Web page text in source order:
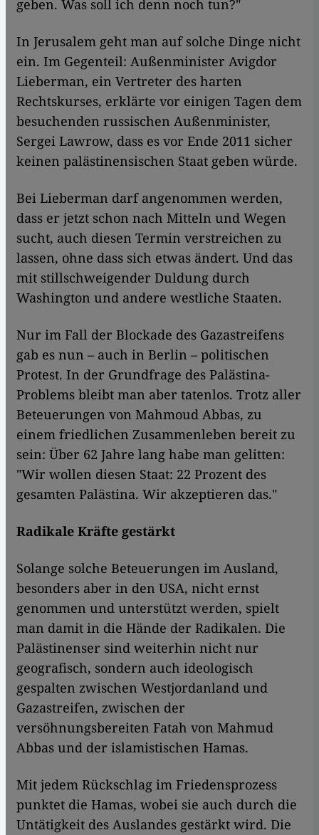
geben. Was soll ich denn noch tun?"
In Jerusalem geht man auf solche Dinge nicht
ein. Im Gegenteil: Außenminister Avigdor
Lieberman, ein Vertreter des harten
Rechtskurses, erklärte vor einigen Tagen dem
besuchenden russischen Außenminister,
Sergei Lawrow, dass es vor Ende 2011 sicher
keinen palästinensischen Staat geben würde.
Bei Lieberman darf angenommen werden,
dass er jetzt schon nach Mitteln und Wegen
sucht, auch diesen Termin verstreichen zu
lassen, ohne dass sich etwas ändert. Und das
mit stillschweigender Duldung durch
Washington und andere westliche Staaten.
Nur im Fall der Blockade des Gazastreifens
gab es nun – auch in Berlin – politischen
Protest. In der Grundfrage des Palästina-
Problems bleibt man aber tatenlos. Trotz aller
Beteuerungen von Mahmoud Abbas, zu
einem friedlichen Zusammenleben bereit zu
sein: Über 62 Jahre lang habe man gelitten:
"Wir wollen diesen Staat: 22 Prozent des
gesamten Palästina. Wir akzeptieren das."
Radikale Kräfte gestärkt
Solange solche Beteuerungen im Ausland,
besonders aber in den USA, nicht ernst
genommen und unterstützt werden, spielt
man damit in die Hände der Radikalen. Die
Palästinenser sind weiterhin nicht nur
geografisch, sondern auch ideologisch
gespalten zwischen Westjordanland und
Gazastreifen, zwischen der
versöhnungsbereiten Fatah von Mahmud
Abbas und der islamistischen Hamas.
Mit jedem Rückschlag im Friedensprozess
punktet die Hamas, wobei sie auch durch die
Untätigkeit des Auslandes gestärkt wird. Die